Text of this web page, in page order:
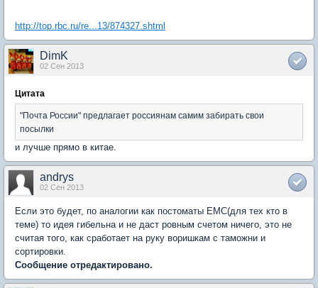
http://top.rbc.ru/re...13/874327.shtml
DimK
02 Сен 2013
Цитата
"Почта России" предлагает россиянам самим забирать свои
посылки
и лучше прямо в китае.
andrys
02 Сен 2013
Если это будет, по аналогии как постоматы ЕМС(для тех кто в
теме) то идея гибельна и не даст ровным счетом ничего, это не
считая того, как сработает на руку воришкам с таможни и
сортировки.
Сообщение отредактировано.